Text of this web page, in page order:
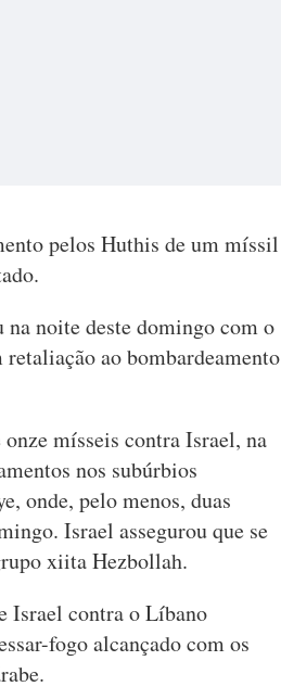
pelos Huthis de um míssil
noite deste domingo com o
ao bombardeamento
mísseis contra Israel, na
nos subúrbios
onde, pelo menos, duas
Israel assegurou que se
xiita Hezbollah.
Israel contra o Líbano
fogo alcançado com os